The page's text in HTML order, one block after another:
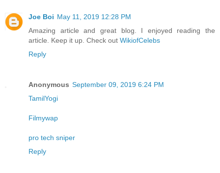
Joe Boi May 11, 2019 12:28 PM
Amazing article and great blog. I enjoyed reading the
article. Keep it up. Check out WikiofCelebs
Reply
Anonymous September 09, 2019 6:24 PM
TamilYogi
Filmywap
pro tech sniper
Reply